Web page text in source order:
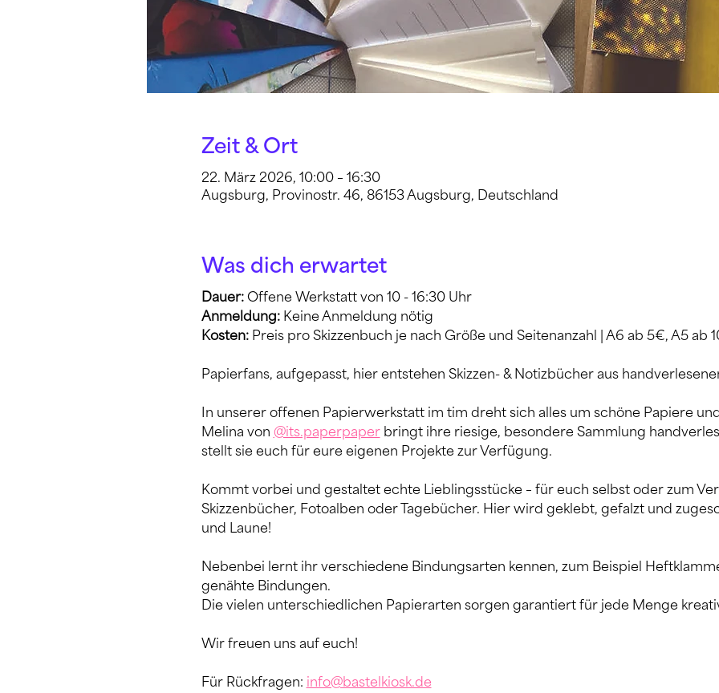
Zeit & Ort
22. März 2026, 10:00 – 16:30
Augsburg, Provinostr. 46, 86153 Augsburg, Deutschland
Was dich erwartet
Dauer: Offene Werkstatt von 10 - 16:30 Uhr
Anmeldung: Keine Anmeldung nötig
Kosten: Preis pro Skizzenbuch je nach Größe und Seitenanzahl | A6 ab 5€, A5 ab
Papierfans, aufgepasst, hier entstehen Skizzen- & Notizbücher aus
In unserer offenen Papierwerkstatt im tim dreht sich alles um schöne Papiere
Melina von @its.paperpaper bringt ihre riesige, besondere Sammlung
stellt sie euch für eure eigenen Projekte zur Verfügung.
Kommt vorbei und gestaltet echte Lieblingsstücke – für euch selbst oder zum
Skizzenbücher, Fotoalben oder Tagebücher. Hier wird geklebt, gefalzt und
und Laune!
Nebenbei lernt ihr verschiedene Bindungsarten kennen, zum Beispiel
genähte Bindungen.
Die vielen unterschiedlichen Papierarten sorgen garantiert für jede Menge
Wir freuen uns auf euch!
Für Rückfragen: info@bastelkiosk.de